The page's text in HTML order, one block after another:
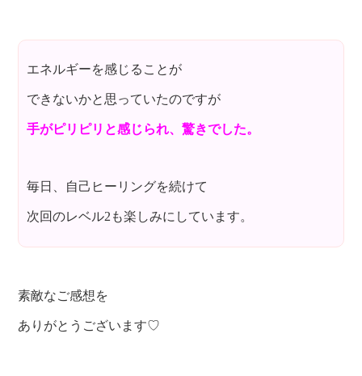
エネルギーを感じることが
できないかと思っていたのですが
手がピリピリと感じられ、驚きでした。
毎日、自己ヒーリングを続けて
次回のレベル2も楽しみにしています。
素敵なご感想を
ありがとうございます♡